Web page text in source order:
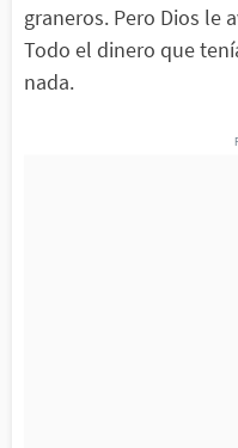
graneros. Pero Dios le
Todo el dinero que
nada.